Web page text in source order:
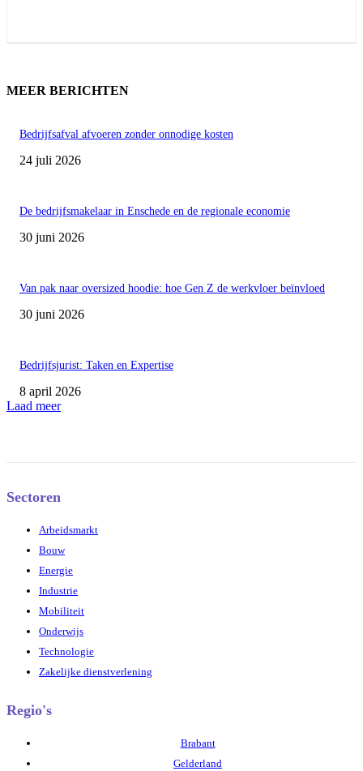
MEER BERICHTEN
Bedrijfsafval afvoeren zonder onnodige kosten
24 juli 2026
De bedrijfsmakelaar in Enschede en de regionale economie
30 juni 2026
Van pak naar oversized hoodie: hoe Gen Z de werkvloer beïnvloed
30 juni 2026
Bedrijfsjurist: Taken en Expertise
8 april 2026
Laad meer
Sectoren
Arbeidsmarkt
Bouw
Energie
Industrie
Mobiliteit
Onderwijs
Technologie
Zakelijke dienstverlening
Regio's
Brabant
Gelderland